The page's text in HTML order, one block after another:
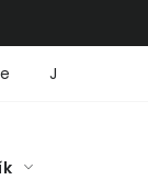
Jaký je